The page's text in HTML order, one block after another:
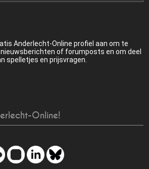
Anderlecht-Online profiel aan om te
of forumposts en om deel
spelletjes en prijsvragen.
Online!